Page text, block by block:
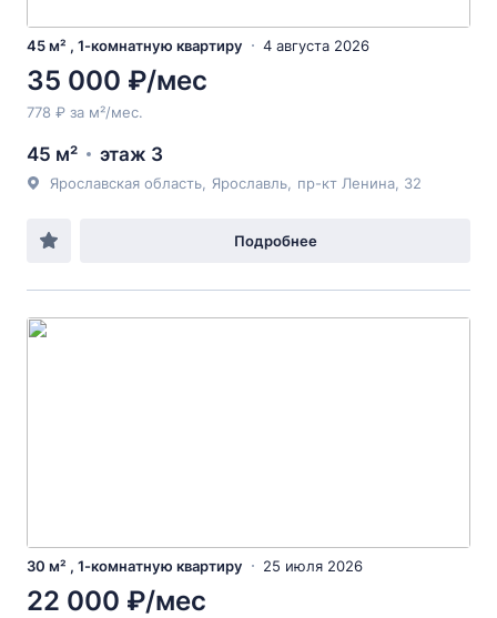
45 м² , 1-комнатную квартиру 4 августа 2026
35 000 ₽/мес
778 ₽ за м²/мес.
45 м² этаж 3
Ярославская область Ярославль пр-кт Ленина , 32
Подробнее
30 м² , 1-комнатную квартиру 25 июля 2026
22 000 ₽/мес